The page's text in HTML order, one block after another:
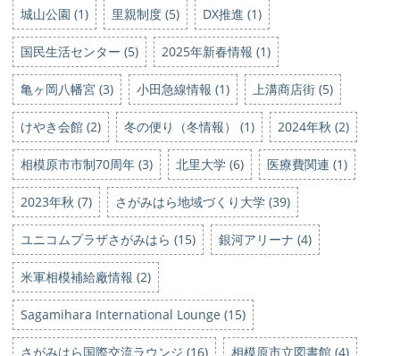
城山公園 (1) 里親制度 (5) DX推進 (1)
国民生活センター (5) 2025年新春情報 (1)
亀ヶ岡八幡宮 (3) 小田急線情報 (1) 上溝商店街 (5)
けやき会館 (2) 冬の便り（冬情報） (1) 2024年秋 (2)
相模原市市制70周年 (3) 北里大学 (6) 医療費関連 (1)
2023年秋 (7) さがみはら地域づくり大学 (39)
ユニコムプラザさがみはら (15) 銀河アリーナ (4)
米軍相模補給廠情報 (2)
Sagamihara International Lounge (15)
さがみはら国際交流ラウンジ (16) 相模原市立図書館 (4)